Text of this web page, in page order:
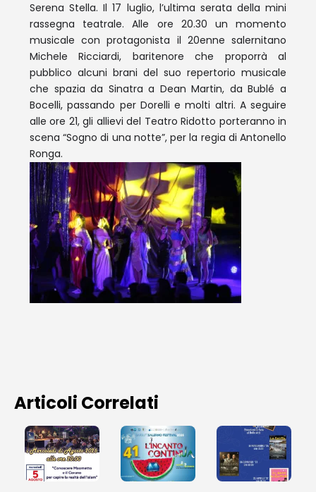
Serena Stella. Il 17 luglio, l’ultima serata della mini
rassegna teatrale. Alle ore 20.30 un momento
musicale con protagonista il 20enne salernitano
Michele Ricciardi, baritenore che proporrà al
pubblico alcuni brani del suo repertorio musicale
che spazia da Sinatra a Dean Martin, da Bublé a
Bocelli, passando per Dorelli e molti altri. A seguire
alle ore 21, gli allievi del Teatro Ridotto porteranno in
scena “Sogno di una notte”, per la regia di Antonello
Ronga.
Articoli Correlati